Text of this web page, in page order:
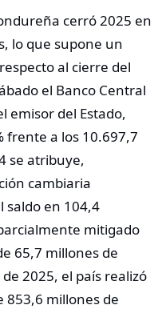
cerró 2025 en
lo que supone un
al cierre del
el Banco Central
emisor del Estado,
frente a los 10.697,7
se atribuye,
cambiaria
saldo en 104,4
mitigado
65,7 millones de
2025, el país realizó
853,6 millones de